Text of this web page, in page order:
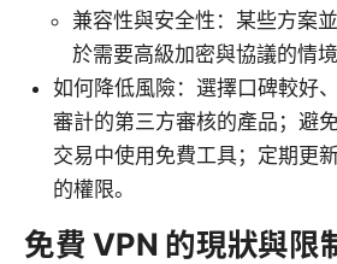
兼容性與安全性：某些方案
於需要高級加密與協議的情境
如何降低風險：選擇口碑較好
審計的第三方審核的產品；避
交易中使用免費工具；定期更
的權限。
免費 VPN 的現狀與限